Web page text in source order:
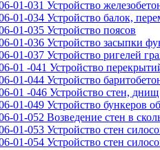
01-031 Устройство
01-034 Устройство балок,
01-035 Устройство поясов
01-036 Устройство засыпки
01-037 Устройство ригелей
01 -041 Устройство
01-044 Устройство
01 -046 Устройство стен,
01-049 Устройство бункеров
01-052 Возведение стен в
01-053 Устройство стен
01-054 Устройство стен